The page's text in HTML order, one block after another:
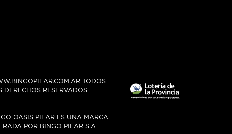
TODOS
DERECHOS RESERVADOS
OASIS PILAR ES UNA MARCA
POR BINGO PILAR S.A